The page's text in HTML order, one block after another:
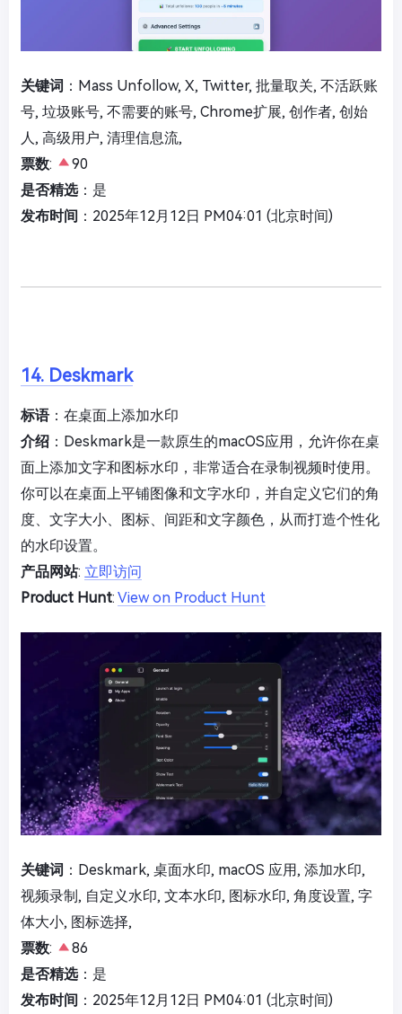
关键词 ：Mass Unfollow, X, Twitter, 批量取关, 不活跃账
号, 垃圾账号, 不需要的账号, Chrome扩展, 创作者, 创始
人, 高级用户, 清理信息流,
票数:
90
是否精选：是
发布时间 ：2025年12月12日 PM04:01 (北京时间)
14. Deskmark
标语：在桌面上添加水印
介绍 ：Deskmark是一款原生的macOS应用，允许你在桌
面上添加文字和图标水印，非常适合在录制视频时使用。
你可以在桌面上平铺图像和文字水印，并自定义它们的角
度、文字大小、图标、间距和文字颜色，从而打造个性化
的水印设置。
产品网站: 立即访问
Product Hunt: View on Product Hunt
关键词 ：Deskmark, 桌面水印, macOS 应用, 添加水印,
视频录制, 自定义水印, 文本水印, 图标水印, 角度设置, 字
体大小, 图标选择,
票数:
86
是否精选：是
发布时间 ：2025年12月12日 PM04:01 (北京时间)